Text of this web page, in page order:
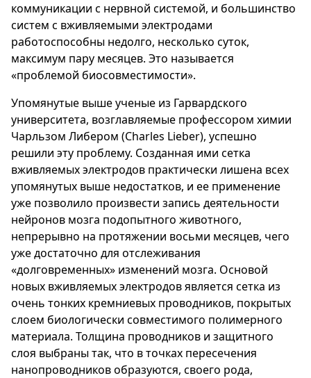
коммуникации с нервной системой, и большинство
систем с вживляемыми электродами
работоспособны недолго, несколько суток,
максимум пару месяцев. Это называется
«проблемой биосовместимости».
Упомянутые выше ученые из Гарвардского
университета, возглавляемые профессором химии
Чарльзом Либером (Charles Lieber), успешно
решили эту проблему. Созданная ими сетка
вживляемых электродов практически лишена всех
упомянутых выше недостатков, и ее применение
уже позволило произвести запись деятельности
нейронов мозга подопытного животного,
непрерывно на протяжении восьми месяцев, чего
уже достаточно для отслеживания
«долговременных» изменений мозга. Основой
новых вживляемых электродов является сетка из
очень тонких кремниевых проводников, покрытых
слоем биологически совместимого полимерного
материала. Толщина проводников и защитного
слоя выбраны так, что в точках пересечения
нанопроводников образуются, своего рода,